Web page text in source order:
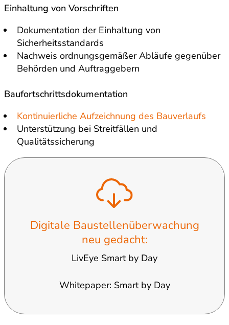
Einhaltung von Vorschriften
Dokumentation der Einhaltung von
Sicherheitsstandards
Nachweis ordnungsgemäßer Abläufe gegenüber
Behörden und Auftraggebern
Baufortschrittsdokumentation
Kontinuierliche Aufzeichnung des Bauverlaufs
Unterstützung bei Streitfällen und
Qualitätssicherung
Digitale Baustellenüberwachung
neu gedacht:
LivEye Smart by Day
Whitepaper: Smart by Day